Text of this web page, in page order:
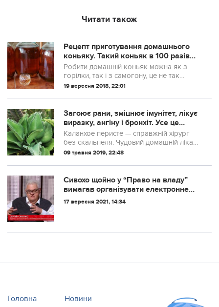
Читати також
Рецепт приготування домашнього
коньяку. Такий коньяк в 100 разів
краще купленого
Робити домашній коньяк можна як з
горілки, так і з самогону, це не так
важливо, хоча звичайно відміну є, але
справжні гурмани.
19 вересня 2018, 22:01
Загоює рани, зміцнює імунітет, лікує
виразку, ангіну і бронхіт. Усе це
звичайний вазон!
Каланхое перисте — справжній хірург
без скальпеля. Чудовий домашній лікар,
який неймовірно швидко загоює будь-
каланхое в рецептах народної медицини
чи...
09 травня 2019, 22:48
Сивoxo щoйнo у “Пpaво нa влaду”
вимaгaв opгaнiзувaти eлeктpoннe
гoлoсувaння для мeшкaнцiв “ЛДНР”
17 вересня 2021, 14:34
Головна Новини